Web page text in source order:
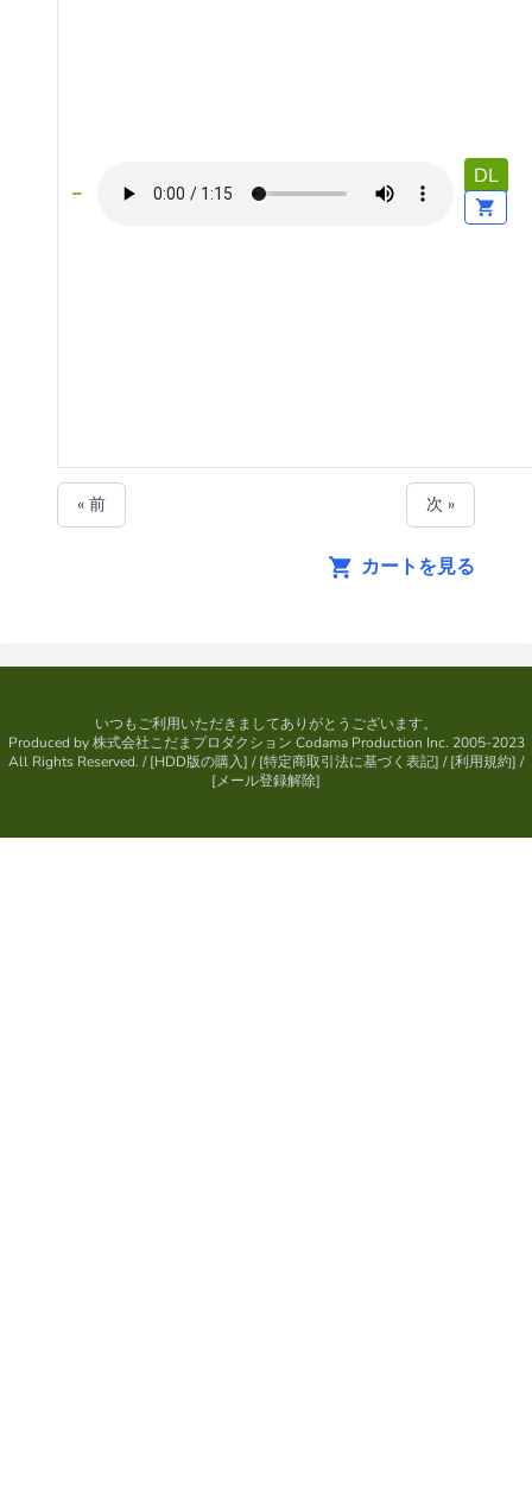
DL
« 前 次 »
カートを見る
いつもご利用いただきましてありがとうございます。
Produced by株式会社こだまプロダクション Codama Production Inc. 2005-2023
All Rights Reserved. / [HDD版の購入] / [特定商取引法に基づく表記] / [利用規約] /
[メール登録解除]